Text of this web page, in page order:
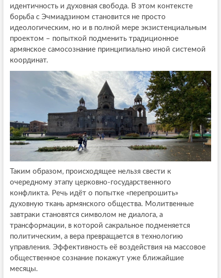
идентичность и духовная свобода. В этом контексте
борьба с Эчмиадзином становится не просто
идеологическим, но и в полной мере экзистенциальным
проектом – попыткой подменить традиционное
армянское самосознание принципиально иной системой
координат.
Таким образом, происходящее нельзя свести к
очередному этапу церковно-государственного
конфликта. Речь идёт о попытке «перепрошить»
духовную ткань армянского общества. Молитвенные
завтраки становятся символом не диалога, а
трансформации, в которой сакральное подменяется
политическим, а вера превращается в технологию
управления. Эффективность её воздействия на массовое
общественное сознание покажут уже ближайшие
месяцы.